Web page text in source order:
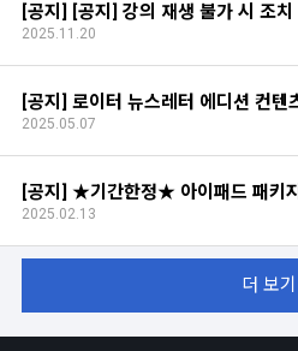
[공지] [공지] 강의 재생 불가 시 조치
2025.11.20
[공지] 로이터 뉴스레터 에디션 컨텐
2025.05.07
[공지] ★기간한정★ 아이패드 패키
2025.02.13
더 보기